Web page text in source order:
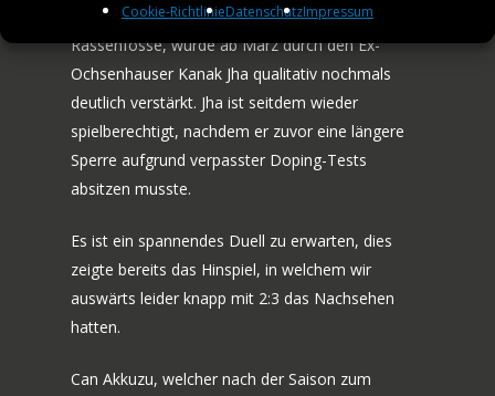
Cookie-RichtlinieDatenschutzImpressum
Duda und ergänzt um Romain Ruiz und Adrien
Rassenfosse, wurde ab März durch den Ex-
Ochsenhauser Kanak Jha qualitativ nochmals
deutlich verstärkt. Jha ist seitdem wieder
spielberechtigt, nachdem er zuvor eine längere
Sperre aufgrund verpasster Doping-Tests
absitzen musste.
Es ist ein spannendes Duell zu erwarten, dies
zeigte bereits das Hinspiel, in welchem wir
auswärts leider knapp mit 2:3 das Nachsehen
hatten.
Can Akkuzu, welcher nach der Saison zum
KONTAKT